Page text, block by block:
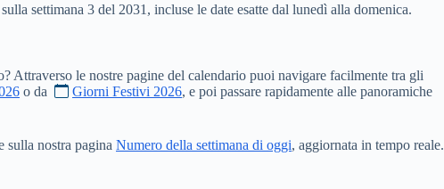
settimana 3 del 2031, incluse le date esatte dal lunedì alla domenica.
Attraverso le nostre pagine del calendario puoi navigare facilmente tra gli
o da Giorni Festivi 2026, e poi passare rapidamente alle panoramiche
sulla nostra pagina Numero della settimana di oggi, aggiornata in tempo reale.